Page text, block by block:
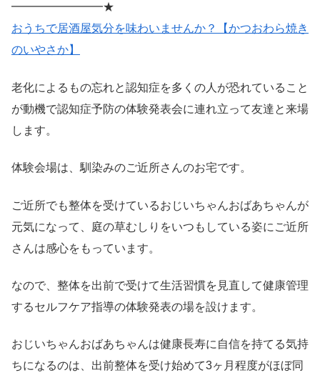
━━━━━━━━★
おうちで居酒屋気分を味わいませんか？【かつおわら焼き
のいやさか】
老化によるもの忘れと認知症を多くの人が恐れていること
が動機で認知症予防の体験発表会に連れ立って友達と来場
します。
体験会場は、馴染みのご近所さんのお宅です。
ご近所でも整体を受けているおじいちゃんおばあちゃんが
元気になって、庭の草むしりをいつもしている姿にご近所
さんは感心をもっています。
なので、整体を出前で受けて生活習慣を見直して健康管理
するセルフケア指導の体験発表の場を設けます。
おじいちゃんおばあちゃんは健康長寿に自信を持てる気持
ちになるのは、出前整体を受け始めて3ヶ月程度がほぼ同